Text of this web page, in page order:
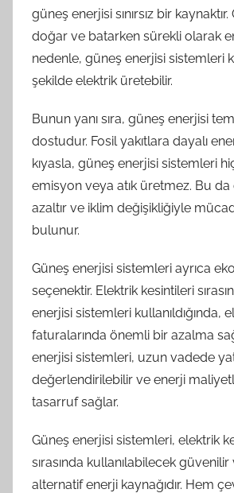
güneş enerjisi sınırsız bir
doğar ve batarken sürekli olarak
nedenle, güneş enerjisi sistemleri
şekilde elektrik üretebilir.
Bunun yanı sıra, güneş enerjisi
dostudur. Fosil yakıtlara dayalı
kıyasla, güneş enerjisi sistemleri
emisyon veya atık üretmez. Bu
azaltır ve iklim değişikliğiyle
bulunur.
Güneş enerjisi sistemleri ayrıca
seçenektir. Elektrik kesintileri
enerjisi sistemleri kullanıldığında,
faturalarında önemli bir azalma
enerjisi sistemleri, uzun vadede
değerlendirilebilir ve enerji
tasarruf sağlar.
Güneş enerjisi sistemleri, elektrik
sırasında kullanılabilecek
alternatif enerji kaynağıdır. Hem